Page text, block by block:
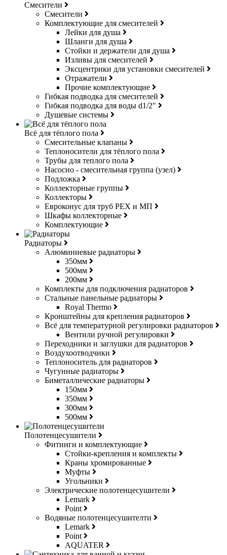
Смесители
Смесители
Комплектующие для смесителей
Лейки для душа
Шланги для душа
Стойки и держатели для душа
Изливы для смесителей
Эксцентрики для установки смесителей
Отражатели
Прочие комплектующие
Гибкая подводка для смесителей
Гибкая подводка для воды d1/2"
Душевые системы
Всё для тёплого пола
Смесительные клапаны
Теплоносители для тёплого пола
Трубы для теплого пола
Насосно - смесительная группа (узел)
Подложка
Коллекторные группы
Коллекторы
Евроконус для труб РЕХ и МП
Шкафы коллекторные
Комплектующие
Радиаторы
Алюминиевые радиаторы
350мм
500мм
200мм
Комплекты для подключения радиаторов
Стальные панельные радиаторы
Royal Thermo
Кронштейны для крепления радиаторов
Всё для температурной регулировки радиаторов
Вентили ручной регулировки
Переходники и заглушки для радиаторов
Воздухоотводчики
Теплоноситель для радиаторов
Чугунные радиаторы
Биметаллические радиаторы
150мм
350мм
300мм
500мм
Полотенцесушители
Фитинги и комплектующие
Стойки-крепления и комплекты
Краны хромированные
Муфты
Угольники
Электрические полотенцесушители
Lemark
Point
Водяные полотенцесушителти
Lemark
Point
AQUATER